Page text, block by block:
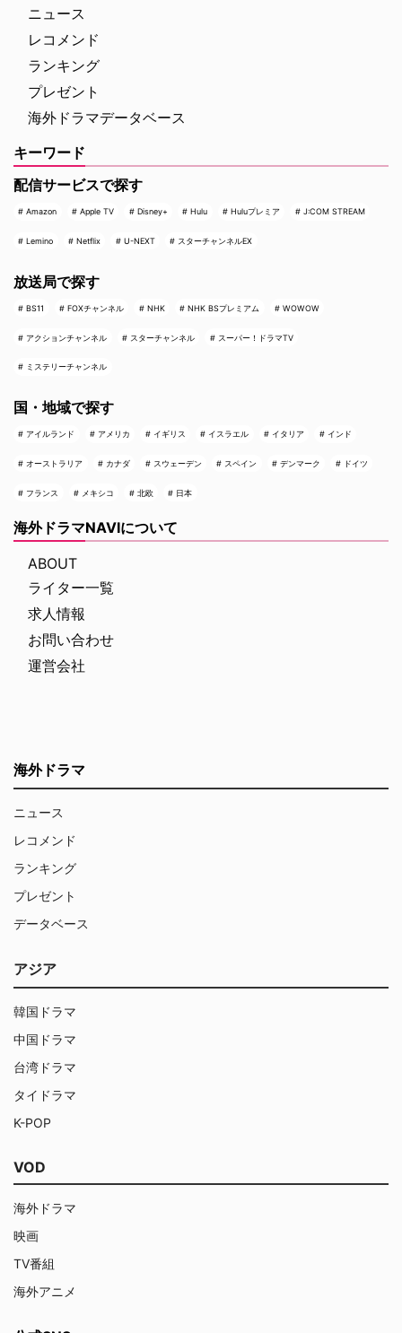
ニュース
レコメンド
ランキング
プレゼント
海外ドラマデータベース
キーワード
配信サービスで探す
Amazon Apple TV Disney+ Hulu Huluプレミア J:COM STREAM
Lemino Netflix U-NEXT スターチャンネルEX
放送局で探す
BS11 FOXチャンネル NHK NHK BSプレミアム WOWOW
アクションチャンネル スターチャンネル スーパー！ドラマTV
ミステリーチャンネル
国・地域で探す
アイルランド アメリカ イギリス イスラエル イタリア インド
オーストラリア カナダ スウェーデン スペイン デンマーク ドイツ
フランス メキシコ 北欧 日本
海外ドラマNAVIについて
ABOUT
ライター一覧
求人情報
お問い合わせ
運営会社
海外ドラマ
ニュース
レコメンド
ランキング
プレゼント
データベース
アジア
韓国ドラマ
中国ドラマ
台湾ドラマ
タイドラマ
K-POP
VOD
海外ドラマ
映画
TV番組
海外アニメ